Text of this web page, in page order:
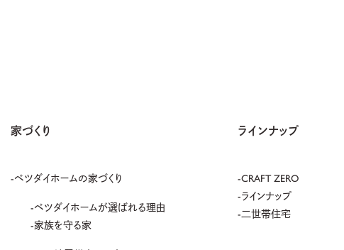
家づくり
ベツダイホームの家づくり
ベツダイホームが選ばれる理由
家族を守る家
ラインナップ
CRAFT ZERO
ラインナップ
二世帯住宅